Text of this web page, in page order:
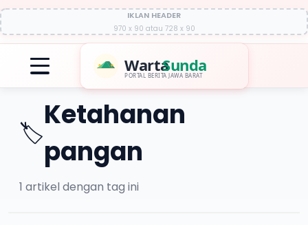
IKLAN HEADER
970 x 90 atau 728 x 90
WartaSunda
PORTAL BERITA JAWA BARAT
🏷️
Ketahanan
pangan
1 artikel dengan tag ini